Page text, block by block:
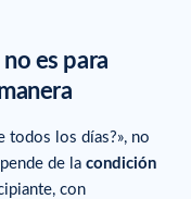
es para
todos los días?», no
de la condición
con